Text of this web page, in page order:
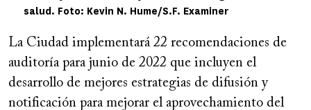
salud. Foto: Kevin N. Hume/S.F. Examiner
La Ciudad implementará 22 recomendaciones de
auditoría para junio de 2022 que incluyen el
desarrollo de mejores estrategias de difusión y
notificación para mejorar el aprovechamiento del